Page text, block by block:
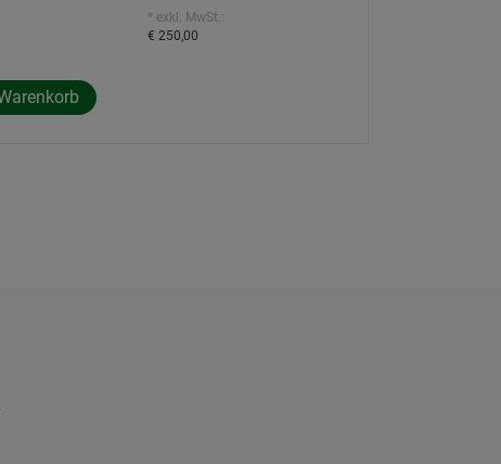
* exkl. MwSt.:
€ 250,00